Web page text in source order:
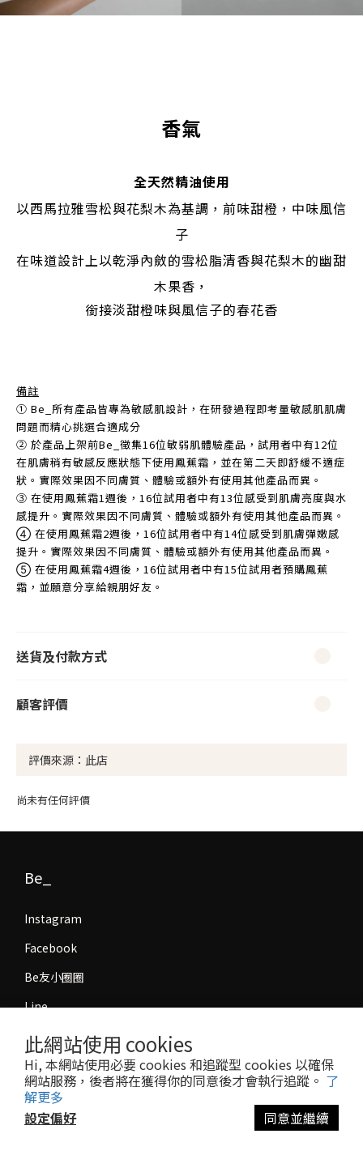
此網站使用 cookies
Hi, 本網站使用必要 cookies 和追蹤型 cookies 以確保
網站服務，後者將在獲得你的同意後才會執行追蹤。 了
解更多
設定偏好
同意並繼續
香氣
全天然精油使用
以西馬拉雅雪松與花梨木為基調，前味甜橙，中味風信
子
在味道設計上以乾淨內斂的雪松脂清香與花梨木的幽甜
木果香，
銜接淡甜橙味與風信子的春花香
備註
➀ Be_所有產品皆專為敏感肌設計，在研發過程即考量敏感肌肌膚
問題而精心挑選合適成分
➁ 於產品上架前Be_徵集16位敏弱肌體驗產品，試用者中有12位
在肌膚稍有敏感反應狀態下使用鳳蕉霜，並在第二天即舒緩不適症
狀。實際效果因不同膚質、體驗或額外有使用其他產品而異。
➂ 在使用鳳蕉霜1週後，16位試用者中有13位感受到肌膚亮度與水
感提升。實際效果因不同膚質、體驗或額外有使用其他產品而異。
➃ 在使用鳳蕉霜2週後，16位試用者中有14位感受到肌膚彈嫩感
提升。實際效果因不同膚質、體驗或額外有使用其他產品而異。
➄ 在使用鳳蕉霜4週後，16位試用者中有15位試用者預購鳳蕉
霜，並願意分享給親朋好友。
送貨及付款方式
顧客評價
尚未有任何評價
Be_
Instagram
Facebook
Be友小圈圈
Line
部落格
加入Be友
Be友是什麼？